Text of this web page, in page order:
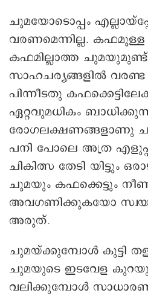
ചുമയോടൊപ്പം
വരണമെന്നില്ല.
കഫമില്ലാത്ത
സാഹചര്യങ്ങളിൽ
പിന്നീടതു
ഏറ്റവുമധികം
രോഗലക്ഷണങ്ങളാണു
പനി പോലെ അത്ര
ചികിത്സ തേടി യിട്ടും
ചുമയും കഫക്കെട്ടും
അവഗണിക്കുകയോ
അരുത്.
ചുമയ്ക്കുമ്പോൾ കുട്ടി
ചുമയുടെ ഇടവേള
വലിക്കുമ്പോൾ